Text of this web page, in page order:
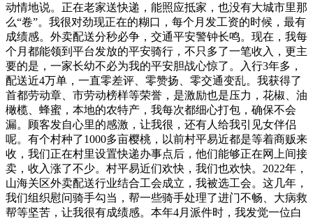
动情地说。正在老家送快递，能照应抵家，也没有大城市里那
么“卷”。我很对劲现正在的糊口，每个月发工资的时候，最有
成绩感。外卖配送分秒必争，交通平安警钟长鸣。现在，我每
个月都能领到平台发放的平安骑行，不只多了一笔收入，更主
要的是，一家长幼不必为我的平安胆战心惊了。入行3年多，
配送近4万单，一直零差评、零赞扬、零交通变乱。我获得了
首都劳动章、市劳动榜样等荣誉，是激励也是压力，花椒、油
橄榄、蜂蜜，本地的农特产，我每次都细心打包，确保不会
漏。顾客发自心里的感激，让我很，还有人给我引见女伴侣
呢。有个村种了1000多亩樱桃，以前村平易近都是等着商贩来
收，我们正在村里设置快递办事点后，他们能够正在网上间接
卖，收入涨了不少。村平易近们欢快，我们也欢快。2022年，
山海关区外卖配送行业结合工会成立，我被选工会。这几年，
我们组织慰问骑手勾当，帮一些骑手处理了进门不畅、大病救
帮等坚苦，让我很有成绩感。本年4月派件时，我发觉一位白